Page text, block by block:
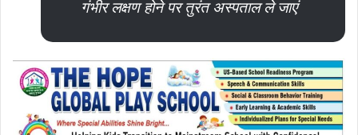
गंभीर लक्षण होने पर तुरंत अस्पताल ले जाएं